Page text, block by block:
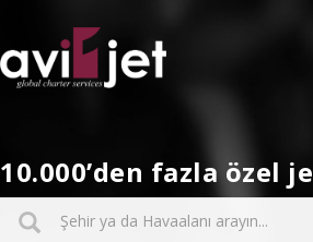
10.000’den fazla özel